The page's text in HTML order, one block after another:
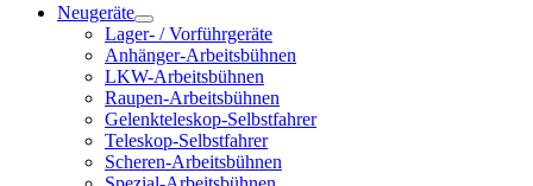
Neugeräte
Lager- / Vorführgeräte
Anhänger-Arbeitsbühnen
LKW-Arbeitsbühnen
Raupen-Arbeitsbühnen
Gelenkteleskop-Selbstfahrer
Teleskop-Selbstfahrer
Scheren-Arbeitsbühnen